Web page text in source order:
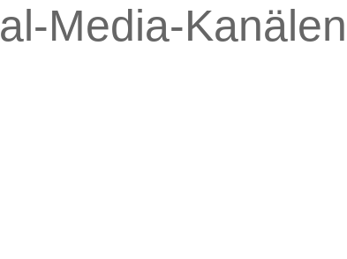
Media-